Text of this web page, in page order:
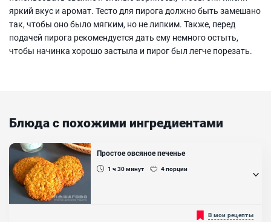
яркий вкус и аромат. Тесто для пирога должно быть замешано
так, чтобы оно было мягким, но не липким. Также, перед
подачей пирога рекомендуется дать ему немного остыть,
чтобы начинка хорошо застыла и пирог был легче порезать.
Блюда с похожими ингредиентами
Простое овсяное печенье
1 ч 30минут 4порции
Домашние сладости всегда вкуснее, чем магазинные. Поэтому мы
В мои рецепты